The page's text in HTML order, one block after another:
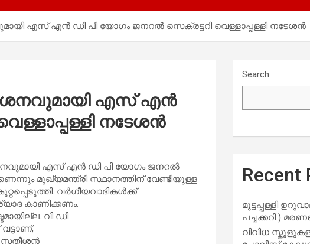
എസ് എൻ ഡി പി യോഗം ജനറൽ സെക്രട്ടറി വെള്ളാപ്പള്ളി നടേശൻ
എസ് എൻ
നടേശൻ
എസ് എൻ ഡി പി യോഗം ജനറൽ
മുഖ്യമന്ത്രി സ്ഥാനത്തിന് വേണ്ടിയുള്ള
വർഗീയവാദികൾക്ക്
കാണിക്കണം.
വി ഡി
സതീശൻ
Search
Recent
മുട്ടപ്പള്ളി
പച്ചക്കറി )
വിവിധ